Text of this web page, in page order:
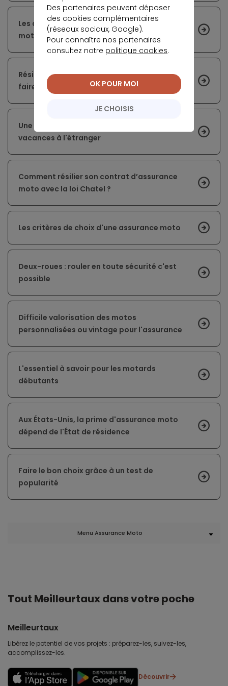
Les clés pour bien comprendre l'assurance
moto
Résiliation de son assurance moto : comment
faire ?
Une condition sine qua none pour d'agréables
vacances à l'étranger
Comment résilier son contrat d’assurance
moto avec la loi Chatel ?
Les critères de choix d'une assurance moto
Deux-roues : rouler en toute sécurité c'est
possible
Difficile valorisation des motos
personnalisées ou vintage pour l'assurance
L'essentiel à savoir pour les motards
débutants
Aux États-Unis, la prime d'assurance moto
dépend de l'État de résidence
Faire le bon choix grâce à un test de
popularité
Menu Assurance Moto
Tout Meilleurtaux dans votre poche
Meilleurtaux
Libérez le potentiel de vos projets : préparez-les, suivez-les,
accomplissez-les.
Découvrir
Des partenaires peuvent déposer
des cookies complémentaires
(réseaux sociaux, Google).
Pour connaître nos partenaires
consultez notre politique cookies.
JE CHOISIS
OK POUR MOI